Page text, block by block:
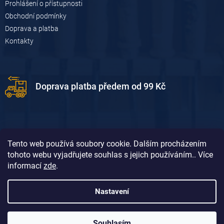
Tento web používá soubory cookie. Dalším procházením
tohoto webu vyjadřujete souhlas s jejich používáním.. Více
informací zde.
Nastavení
Prohlášení o přístupnosti
Obchodní podmínky
Doprava a platba
Kontakty
Doprava platba předem od 99 Kč
Doprava platba dobírkou od 119 Kč